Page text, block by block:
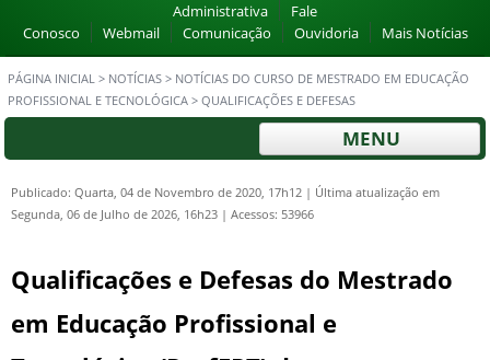
Administrativa
Fale
Conosco
Webmail Comunicação Ouvidoria Mais Notícias
PÁGINA INICIAL > NOTÍCIAS > NOTÍCIAS DO CURSO DE MESTRADO EM EDUCAÇÃO
PROFISSIONAL E TECNOLÓGICA > QUALIFICAÇÕES E DEFESAS
MENU
Publicado: Quarta, 04 de Novembro de 2020, 17h12 | Última atualização em
Segunda, 06 de Julho de 2026, 16h23 | Acessos: 53966
Qualificações e Defesas do Mestrado
em Educação Profissional e